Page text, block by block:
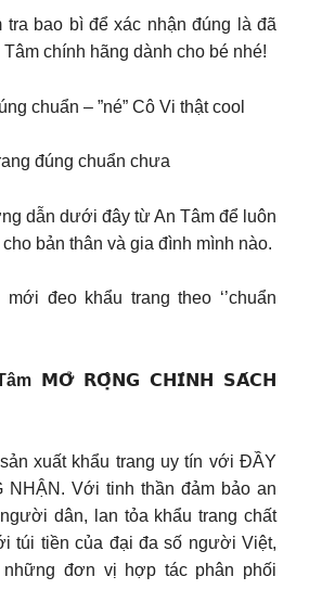
tra bao bì để xác nhận đúng là đã
chính hãng dành cho bé nhé!
chuẩn – ”né” Cô Vi thật cool
đúng chuẩn chưa
dẫn dưới đây từ An Tâm để luôn
bản thân và gia đình mình nào.
đeo khẩu trang theo ‘’chuẩn
𝗠𝗢̛̉ 𝗥𝗢̣̂𝗡𝗚 𝗖𝗛𝗜́𝗡𝗛 𝗦𝗔́𝗖𝗛
xuất khẩu trang uy tín với ĐẦY
NHẬN. Với tinh thần đảm bảo an
dân, lan tỏa khẩu trang chất
túi tiền của đại đa số người Việt,
đơn vị hợp tác phân phối